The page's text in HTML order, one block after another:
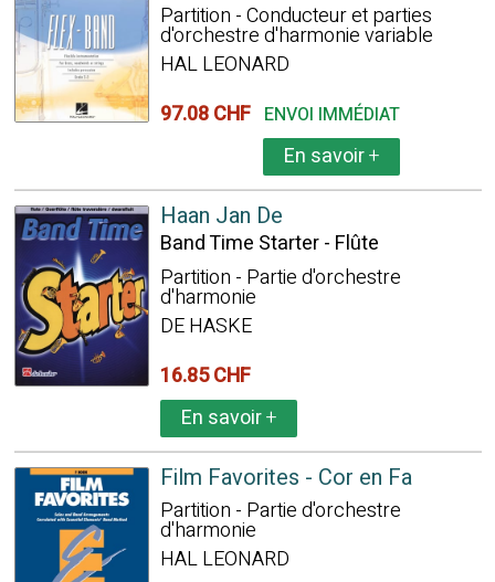
Partition - Conducteur et parties
d'orchestre d'harmonie variable
HAL LEONARD
97.08 CHF ENVOI IMMÉDIAT
En savoir+
Haan Jan De
Band Time Starter - Flûte
Partition - Partie d'orchestre
d'harmonie
DE HASKE
16.85 CHF
En savoir+
Film Favorites - Cor en Fa
Partition - Partie d'orchestre
d'harmonie
HAL LEONARD